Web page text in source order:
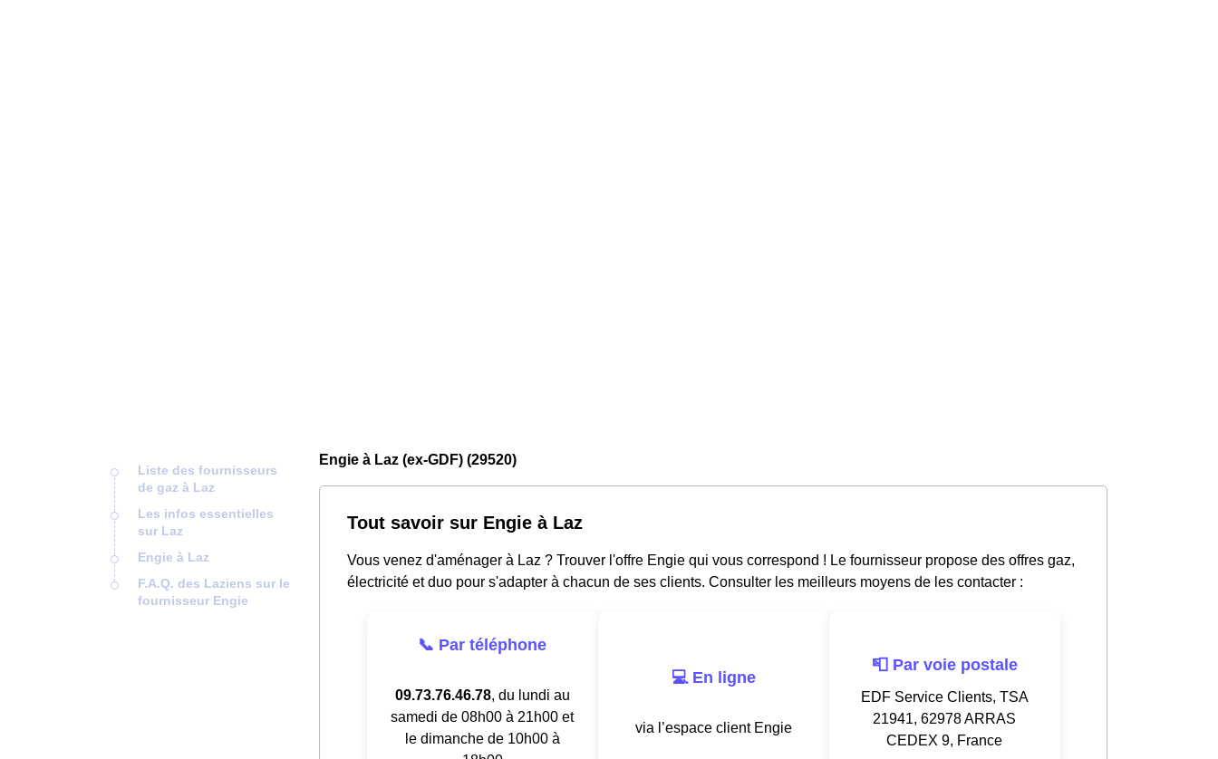
Liste des fournisseurs
de gaz à Laz
Les infos essentielles
sur Laz
Engie à Laz
F.A.Q. des Laziens sur le
fournisseur Engie
Engie à Laz (ex-GDF) (29520)
Tout savoir sur Engie à Laz
Vous venez d'aménager à Laz ? Trouver l'offre Engie qui vous correspond ! Le fournisseur propose des offres gaz,
électricité et duo pour s'adapter à chacun de ses clients. Consulter les meilleurs moyens de les contacter :
📞 Par téléphone
09.73.76.46.78, du lundi au
samedi de 08h00 à 21h00 et
le dimanche de 10h00 à
💻 En ligne
via l’espace client Engie
📮 Par voie postale
EDF Service Clients, TSA
21941, 62978 ARRAS
CEDEX 9, France